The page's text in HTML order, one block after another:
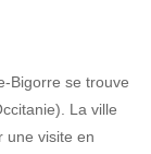
Bigorre se trouve
La ville
une visite en